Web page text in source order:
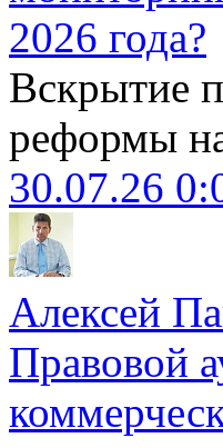
2026 года?
Вскрытие
реформы
30.07.26
Алексей
Правовой